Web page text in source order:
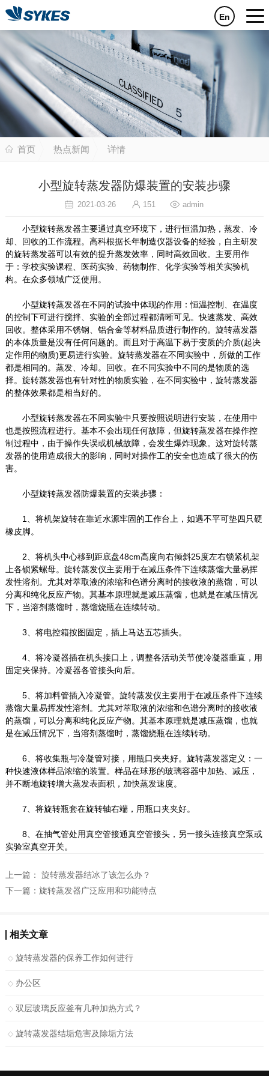
En
首页 热点新闻 详情
小型旋转蒸发器防爆装置的安装步骤
2021-03-26 151 admin
小型旋转蒸发器主要通过真空环境下，进行恒温加热，蒸发、冷
却、回收的工作流程。高科根据长年制造仪器设备的经验，自主研发
的旋转蒸发器可以有效的提升蒸发效率，同时高效回收。主要用作
于：学校实验课程、医药实验、药物制作、化学实验等相关实验机
构。在众多领域广泛使用。
小型旋转蒸发器在不同的试验中体现的作用：恒温控制、在温度
的控制下可进行搅拌、实验的全部过程都清晰可见。快速蒸发、高效
回收。整体采用不锈钢、铝合金等材料品质进行制作的。旋转蒸发器
的本体质量是没有任何问题的。而且对于高温下易于变质的介质(起决
定作用的物质)更易进行实验。旋转蒸发器在不同实验中，所做的工作
都是相同的。蒸发、冷却。回收。在不同实验中不同的是物质的选
择。旋转蒸发器也有针对性的物质实验，在不同实验中，旋转蒸发器
的整体效果都是相当好的。
小型旋转蒸发器在不同实验中只要按照说明进行安装，在使用中
也是按照流程进行。基本不会出现任何故障，但旋转蒸发器在操作控
制过程中，由于操作失误或机械故障，会发生爆炸现象。这对旋转蒸
发器的使用造成很大的影响，同时对操作工的安全也造成了很大的伤
害。
小型旋转蒸发器防爆装置的安装步骤：
1、将机架旋转在靠近水源牢固的工作台上，如遇不平可垫四只硬
橡皮脚。
2、将机头中心移到距底盘48cm高度向右倾斜25度左右锁紧机架
上各锁紧螺母。旋转蒸发仪主要用于在减压条件下连续蒸馏大量易挥
发性溶剂。尤其对萃取液的浓缩和色谱分离时的接收液的蒸馏，可以
分离和纯化反应产物。其基本原理就是减压蒸馏，也就是在减压情况
下，当溶剂蒸馏时，蒸馏烧瓶在连续转动。
3、将电控箱按图固定，插上马达五芯插头。
4、将冷凝器插在机头接口上，调整各活动关节使冷凝器垂直，用
固定夹保持。冷凝器各管接头向后。
5、将加料管插入冷凝管。旋转蒸发仪主要用于在减压条件下连续
蒸馏大量易挥发性溶剂。尤其对萃取液的浓缩和色谱分离时的接收液
的蒸馏，可以分离和纯化反应产物。其基本原理就是减压蒸馏，也就
是在减压情况下，当溶剂蒸馏时，蒸馏烧瓶在连续转动。
6、将收集瓶与冷凝管对接，用瓶口夹夹好。旋转蒸发器定义：一
种快速液体样品浓缩的装置。样品在球形的玻璃容器中加热、减压，
并不断地旋转增大蒸发表面积，加快蒸发速度。
7、将旋转瓶套在旋转轴右端，用瓶口夹夹好。
8、在抽气管处用真空管接通真空管接头，另一接头连接真空泵或
实验室真空开关。
上一篇：
旋转蒸发器结冰了该怎么办？
下一篇： 旋转蒸发器广泛应用和功能特点
相关文章
旋转蒸发器的保养工作如何进行
办公区
双层玻璃反应釜有几种加热方式？
旋转蒸发器结垢危害及除垢方法